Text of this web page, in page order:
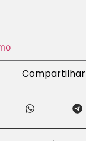
Compartilhar